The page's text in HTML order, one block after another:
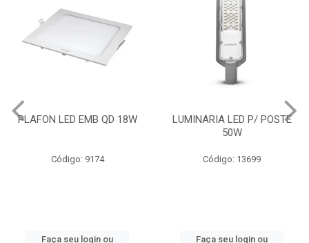
PLAFON LED EMB QD 18W
Código: 9174
Faça seu login ou
LUMINARIA LED P/ POSTE
50W
Código: 13699
Faça seu login ou